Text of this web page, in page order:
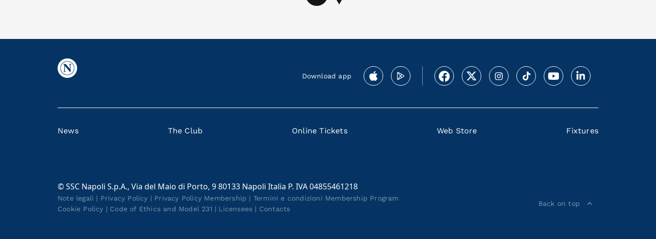
Download app
News The Club Online Tickets Web Store Fixtures
© SSC Napoli S.p.A., Via del Maio di Porto, 9 80133 Napoli Italia P. IVA 04855461218
Note legali | Privacy Policy | Privacy Policy Membership | Termini e condizioni Membership Program
Cookie Policy | Code of Ethics and Model 231 | Licensees | Contacts
Back on top